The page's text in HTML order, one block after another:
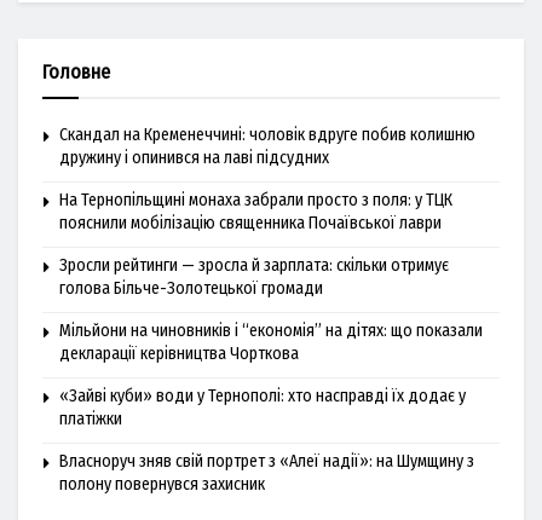
Головне
Скандал на Кременеччині: чоловік вдруге побив колишню
дружину і опинився на лаві підсудних
На Тернопільщині монаха забрали просто з поля: у ТЦК
пояснили мобілізацію священника Почаївської лаври
Зросли рейтинги — зросла й зарплата: скільки отримує
голова Більче-Золотецької громади
Мільйони на чиновників і “економія” на дітях: що показали
декларації керівництва Чорткова
«Зайві куби» води у Тернополі: хто насправді їх додає у
платіжки
Власноруч зняв свій портрет з «Алеї надії»: на Шумщину з
полону повернувся захисник